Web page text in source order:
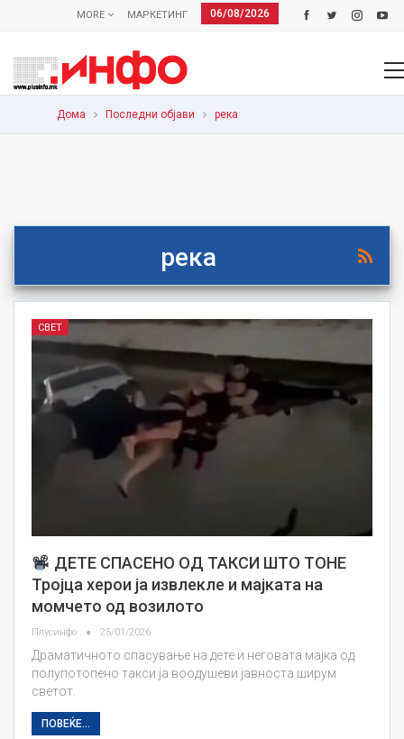
06/08/2026
МАРКЕТИНГ
MORE
Дома Последни објави река
река
СВЕТ
ДЕТЕ СПАСЕНО ОД ТАКСИ ШТО ТОНЕ
Тројца херoи ја извлекле и мајката на
момчето од возилото
Плусинфо 25/01/2026
Драматичното спасување на дете и неговата мајка од
полупотопено такси ја воодушеви јавноста ширум
светот.
ПОВЕЌЕ...